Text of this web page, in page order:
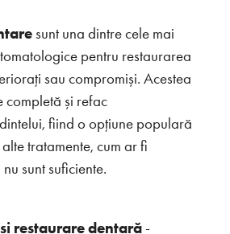
sunt una dintre cele mai
pentru restaurarea
sau compromiși. Acestea
completă și refac
fiind o opțiune populară
tratamente, cum ar fi
sunt suficiente.
restaurare dentară -